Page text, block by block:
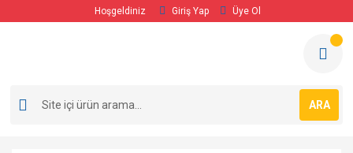
Hoşgeldiniz Giriş Yap Üye Ol
ARA